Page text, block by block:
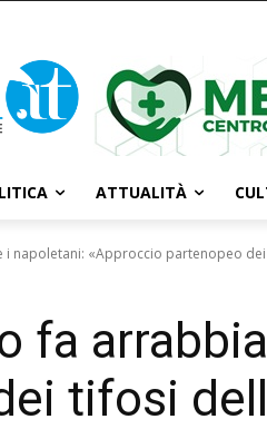
ATTUALITÀ
i napoletani: «Approccio partenopeo
fa
tifosi